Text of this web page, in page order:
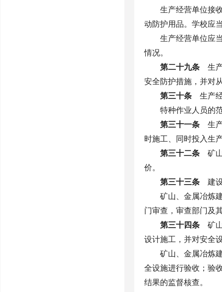
生产经营单位接
动防护用品。学校应
生产经营单位应
情况。
第二十九条 生产
安全防护措施，并对
第三十条 生产经
特种作业人员的
第三十一条 生产
时施工、同时投入生
第三十二条 矿山
价。
第三十三条 建设
矿山、金属冶炼
门审查，审查部门及
第三十四条 矿山
设计施工，并对安全
矿山、金属冶炼
全设施进行验收；验
结果的监督核查。